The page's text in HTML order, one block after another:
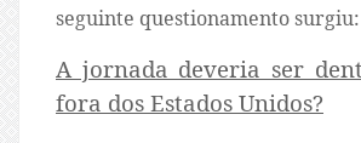
seguinte questionamento surgiu:
A jornada deveria ser
fora dos Estados Unidos?